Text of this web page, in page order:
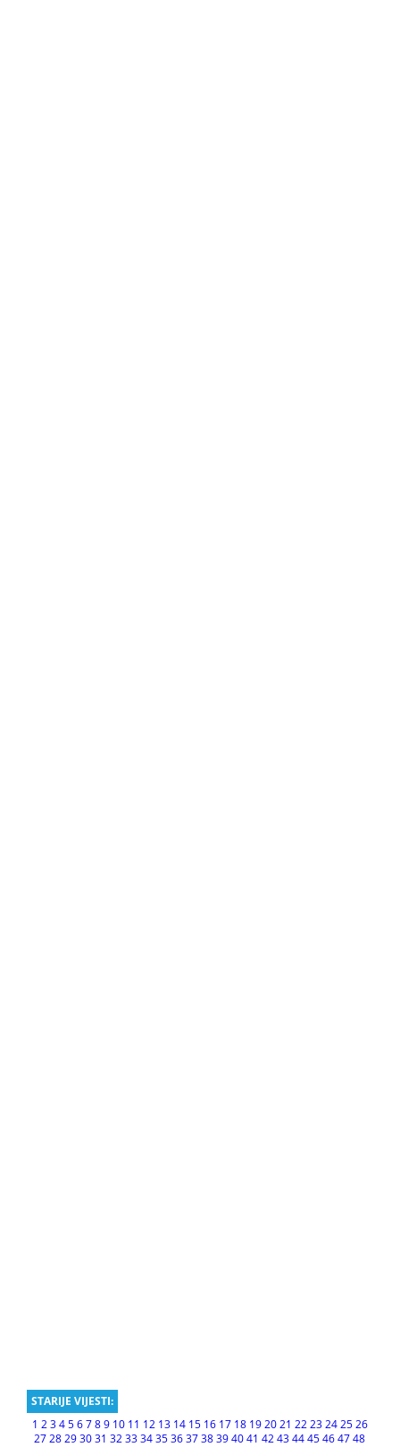
STARIJE VIJESTI:
1 23456789 10 11 12 13 14 15 16 17 18 192021 2223242526
27 28 29 30 31 32 33 34 35 36 37 38 39 40 41 42 43 44 45 46 47 48